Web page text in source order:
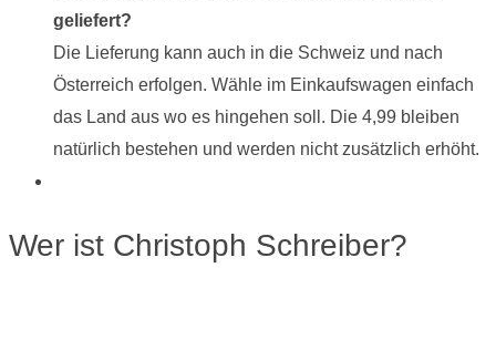
geliefert?
Die Lieferung kann auch in die Schweiz und nach
Österreich erfolgen. Wähle im Einkaufswagen einfach
das Land aus wo es hingehen soll. Die 4,99 bleiben
natürlich bestehen und werden nicht zusätzlich erhöht.
Wer ist Christoph Schreiber?